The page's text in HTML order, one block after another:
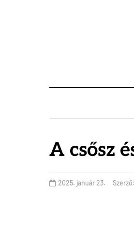
A csősz
2025. január 23. Szerző: